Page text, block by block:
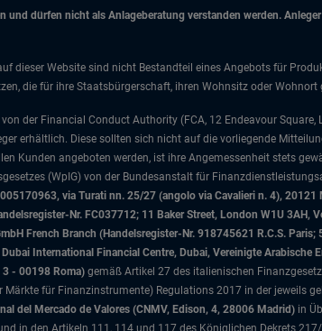
dürfen nicht als Anlageberatung verstanden werden.
dieser Website sind nicht Bestandteil eines Angebots für
die für ihre Staatsbürgerschaft, ihren Wohnsitz oder Wohnort
von der Financial Conduct Authority (FCA, 12 Endeavour
erhältlich. Diese sollten sich nicht auf die vorliegende
Kunden angeboten werden, ist ihre Angemessenheit stets
(WpIG) von der Bundesanstalt für
via Turati nn. 25/27 (angolo via Cavalieri n. 4),
Nr. FC037712; 11 Baker Street, London W1U 3AH,
French Branch (Handelsregister-Nr. 918745621 R.C.S.
International Financial Centre, Dubai, Vereinigte Arabische
3 - 00198 Roma) gemäß Artikel 27 des italienischen
für Finanzinstrumente) Regulations 2017 in der jeweils
del Mercado de Valores (CNMV, Edison, 4, 28006 Madrid) in
in den Artikeln 111, 114 und 117 des Königlichen Dekrets